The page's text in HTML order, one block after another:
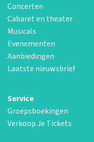
Concerten
Cabaret en theater
Musicals
Evenementen
Aanbiedingen
Laatste nieuwsbrief
Service
Groepsboekingen
Verkoop Je Tickets